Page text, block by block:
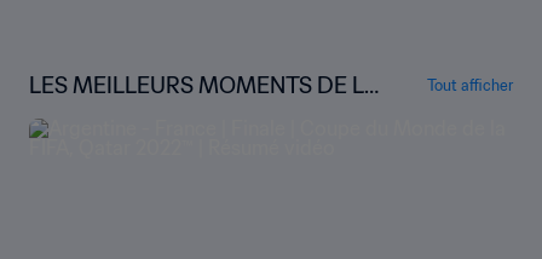
LES MEILLEURS MOMENTS DE LA
COUPE DU MONDE
Tout afficher